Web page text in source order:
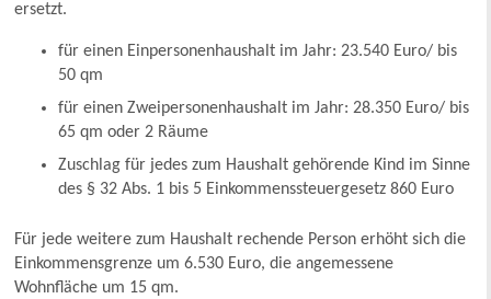
ersetzt.
für einen Einpersonenhaushalt im Jahr: 23.540 Euro/ bis
50 qm
für einen Zweipersonenhaushalt im Jahr: 28.350 Euro/ bis
65 qm oder 2 Räume
Zuschlag für jedes zum Haushalt gehörende Kind im Sinne
des § 32 Abs. 1 bis 5 Einkommenssteuergesetz 860 Euro
Für jede weitere zum Haushalt rechende Person erhöht sich die
Einkommensgrenze um 6.530 Euro, die angemessene
Wohnfläche um 15 qm.